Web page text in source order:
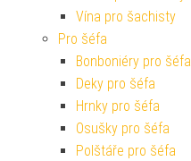
Vína pro šachisty
Pro šéfa
Bonboniéry pro šéfa
Deky pro šéfa
Hrnky pro šéfa
Osušky pro šéfa
Polštáře pro šéfa